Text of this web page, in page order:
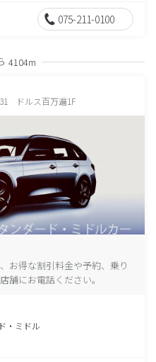
075-211-0100
4104m
ドルス百万遍1F
お得な割引料金や予約、乗り
舗にお電話ください。
・ミドル